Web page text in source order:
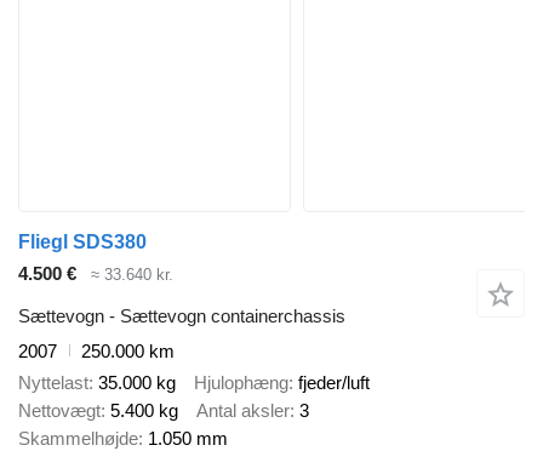
Fliegl SDS380
4.500 €
≈ 33.640 kr.
Sættevogn - Sættevogn containerchassis
2007
250.000 km
Nyttelast 35.000 kg Hjulophæng fjeder/luft
Nettovægt 5.400 kg Antal aksler 3
Skammelhøjde 1.050 mm